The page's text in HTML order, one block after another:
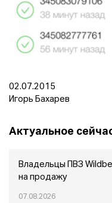
02.07.2015
Игорь Бахарев
Актуальное
Владельцы ПВЗ
на продажу
07.08.2026